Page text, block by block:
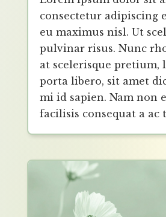
consectetur adipiscing
eu maximus nisl. Ut
pulvinar risus. Nunc
at scelerisque pretium,
porta libero, sit amet
mi id sapien. Nam non
facilisis consequat a ac